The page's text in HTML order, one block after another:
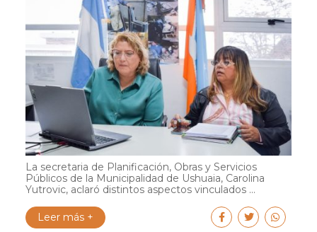
La secretaria de Planificación, Obras y Servicios
Públicos de la Municipalidad de Ushuaia, Carolina
Yutrovic, aclaró distintos aspectos vinculados ...
Leer más +